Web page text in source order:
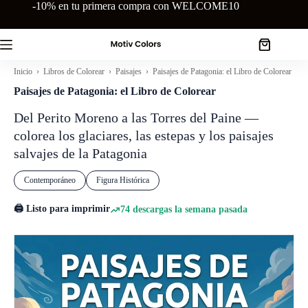
contenido
-10% en tu primera compra con WELCOME10
Carro
compra
Inicio › Libros de Colorear › Paisajes › Paisajes de Patagonia: el Libro de Colorear
Paisajes de Patagonia: el Libro de Colorear
Del Perito Moreno a las Torres del Paine —
colorea los glaciares, las estepas y los paisajes
salvajes de la Patagonia
Contemporáneo Figura Histórica
🖨️ Listo para imprimir 74 descargas la semana pasada